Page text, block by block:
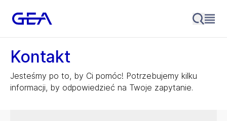
Kontakt
Jesteśmy po to, by Ci pomóc! Potrzebujemy kilku
informacji, by odpowiedzieć na Twoje zapytanie.